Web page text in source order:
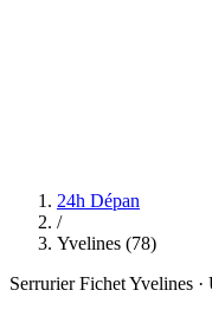
24h Dépan
/
Yvelines (78)
Serrurier Fichet Yvelines ·